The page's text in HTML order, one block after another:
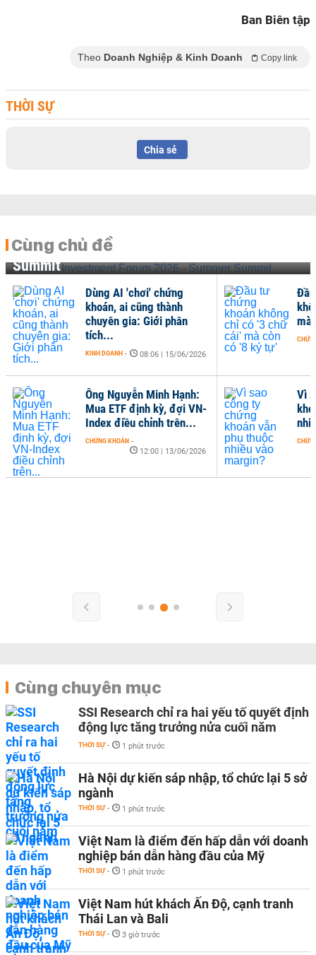
Ban Biên tập
Theo Doanh Nghiệp & Kinh Doanh Copy link
THỜI SỰ
Chia sẻ
Cùng chủ đề
Vietnam Investment Forum 2026 - Summer
Summit
Vì
Dùng AI 'chơi' chứng
khoán, ai cũng thành
chuyên gia: Giới phân
tích...
KINH DOANH - 08:06 | 15/06/2026
Ông Nguyễn Minh Hạnh:
Mua ETF định kỳ, đợi VN-
Index điều chỉnh trên...
CHỨNG KHOÁN -
12:00 | 13/06/2026
mà
Cùng chuyên mục
SSI Research chỉ ra hai yếu tố quyết định
động lực tăng trưởng nửa cuối năm
THỜI SỰ - 1 phút trước
Hà Nội dự kiến sáp nhập, tổ chức lại 5 sở
ngành
THỜI SỰ - 1 phút trước
Việt Nam là điểm đến hấp dẫn với doanh
nghiệp bán dẫn hàng đầu của Mỹ
THỜI SỰ - 1 phút trước
Việt Nam hút khách Ấn Độ, cạnh tranh
Thái Lan và Bali
THỜI SỰ - 3 giờ trước